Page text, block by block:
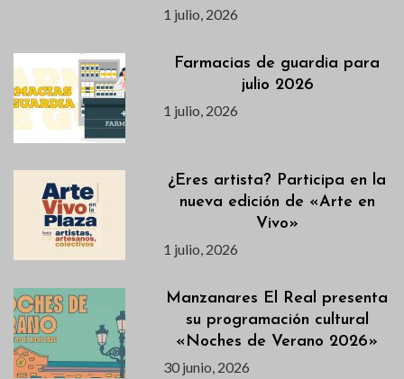
1 julio, 2026
Farmacias de guardia para
julio 2026
1 julio, 2026
¿Eres artista? Participa en la
nueva edición de «Arte en
Vivo»
1 julio, 2026
Manzanares El Real presenta
su programación cultural
«Noches de Verano 2026»
30 junio, 2026